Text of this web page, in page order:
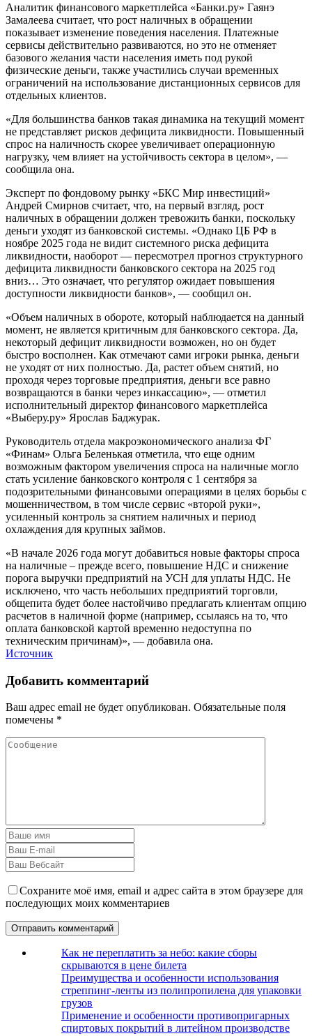
Аналитик финансового маркетплейса «Банки.ру» Гаянэ
Замалеева считает, что рост наличных в обращении
показывает изменение поведения населения. Платежные
сервисы действительно развиваются, но это не отменяет
базового желания части населения иметь под рукой
физические деньги, также участились случаи временных
ограничений на использование дистанционных сервисов для
отдельных клиентов.
«Для большинства банков такая динамика на текущий момент
не представляет рисков дефицита ликвидности. Повышенный
спрос на наличность скорее увеличивает операционную
нагрузку, чем влияет на устойчивость сектора в целом», —
сообщила она.
Эксперт по фондовому рынку «БКС Мир инвестиций»
Андрей Смирнов считает, что, на первый взгляд, рост
наличных в обращении должен тревожить банки, поскольку
деньги уходят из банковской системы. «Однако ЦБ РФ в
ноябре 2025 года не видит системного риска дефицита
ликвидности, наоборот — пересмотрел прогноз структурного
дефицита ликвидности банковского сектора на 2025 год
вниз… Это означает, что регулятор ожидает повышения
доступности ликвидности банков», — сообщил он.
«Объем наличных в обороте, который наблюдается на данный
момент, не является критичным для банковского сектора. Да,
некоторый дефицит ликвидности возможен, но он будет
быстро восполнен. Как отмечают сами игроки рынка, деньги
не уходят от них полностью. Да, растет объем снятий, но
проходя через торговые предприятия, деньги все равно
возвращаются в банки через инкассацию», — отметил
исполнительный директор финансового маркетплейса
«Выберу.ру» Ярослав Баджурак.
Руководитель отдела макроэкономического анализа ФГ
«Финам» Ольга Беленькая отметила, что еще одним
возможным фактором увеличения спроса на наличные могло
стать усиление банковского контроля с 1 сентября за
подозрительными финансовыми операциями в целях борьбы с
мошенничеством, в том числе сервис «второй руки»,
усиленный контроль за снятием наличных и период
охлаждения для крупных займов.
«В начале 2026 года могут добавиться новые факторы спроса
на наличные – прежде всего, повышение НДС и снижение
порога выручки предприятий на УСН для уплаты НДС. Не
исключено, что часть небольших предприятий торговли,
общепита будет более настойчиво предлагать клиентам опцию
расчетов в наличной форме (например, ссылаясь на то, что
оплата банковской картой временно недоступна по
техническим причинам)», — добавила она.
Источник
Добавить комментарий
Ваш адрес email не будет опубликован. Обязательные поля
помечены *
Сохраните моё имя, email и адрес сайта в этом браузере для
последующих моих комментариев
Как не переплатить за небо: какие сборы
скрываются в цене билета
Преимущества и особенности использования
стреппинг-ленты из полипропилена для упаковки
грузов
Применение и особенности противопригарных
спиртовых покрытий в литейном производстве